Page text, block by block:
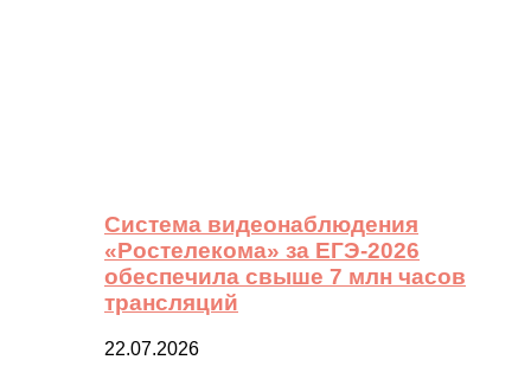
Система видеонаблюдения
«Ростелекома» за ЕГЭ-2026
обеспечила свыше 7 млн часов
трансляций
22.07.2026